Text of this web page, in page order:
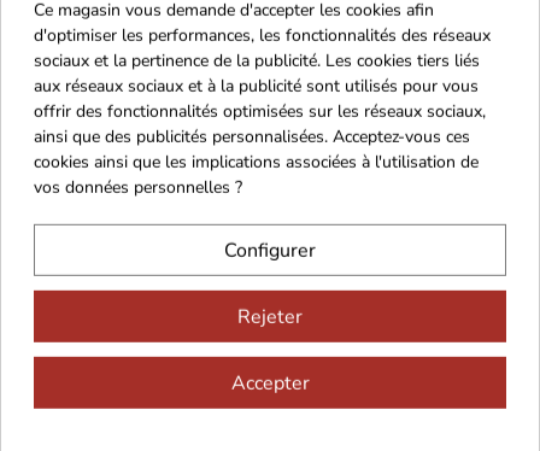
Cadeaux dès 99€
Vous aimerez aussi...
Ce magasin vous demande d'accepter les cookies afin
d'optimiser les performances, les fonctionnalités des réseaux
sociaux et la pertinence de la publicité. Les cookies tiers liés
aux réseaux sociaux et à la publicité sont utilisés pour vous
offrir des fonctionnalités optimisées sur les réseaux sociaux,
ainsi que des publicités personnalisées. Acceptez-vous ces
cookies ainsi que les implications associées à l'utilisation de
vos données personnelles ?
Configurer
Rejeter
Accepter